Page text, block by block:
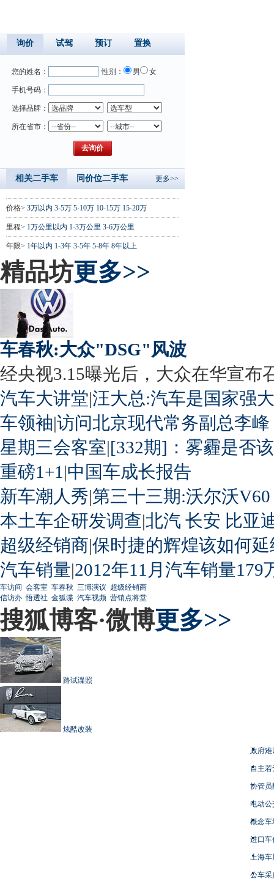
询价 试驾 预订 置换
您的姓名： 性别： 男 女
手机号码：
选择品牌：
所在省市：
相关二手车 同价位二手车 更多>>
价格> 3万以内 3-5万 5-10万 10-15万 15-20万
里程> 1万公里以内 1-3万公里 3-6万公里
年限> 1年以内 1-3年 3-5年 5-8年 8年以上
精品坊更多>>
车春秋:大众"DSG"风波
经央视3.15曝光后，大众在华宣布
汽车大讲堂|汪大总:汽车是国家强
车领袖|访问北京现代常务副总李峰
星期三会客室|[332期]：雾霾是否
重磅1+1 |中国车成长报告
新车潮人秀|第三十三期:沃尔沃
本土车企研发调查|北汽 长安 比亚
超级经销商|保时捷的辉煌该如何延
汽车销量|2012年11月汽车销量179
车访间 会客室 车春秋 三博演议 超级经销商
信访办 悟透社 金狐谍 汽车视频 营销点将堂
搜狐博客·微博更多>>
路试谍照
炫酷改装
政府难
自主
协管员
电动
概念车
进口车
上海
公车采